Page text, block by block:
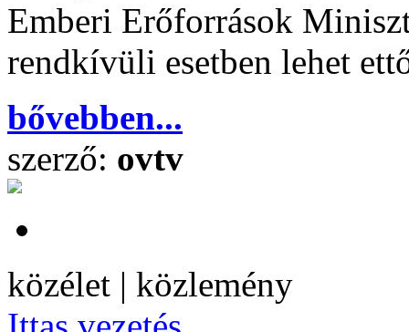
Emberi Erőforrások
rendkívüli esetben lehet
bővebben...
szerző: ovtv
közélet | közlemény